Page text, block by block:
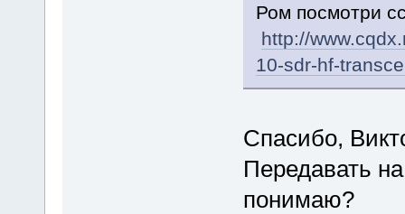
Ром посмотри
http://
10-sdr-hf-
Спасибо,
Передавать
понимаю?